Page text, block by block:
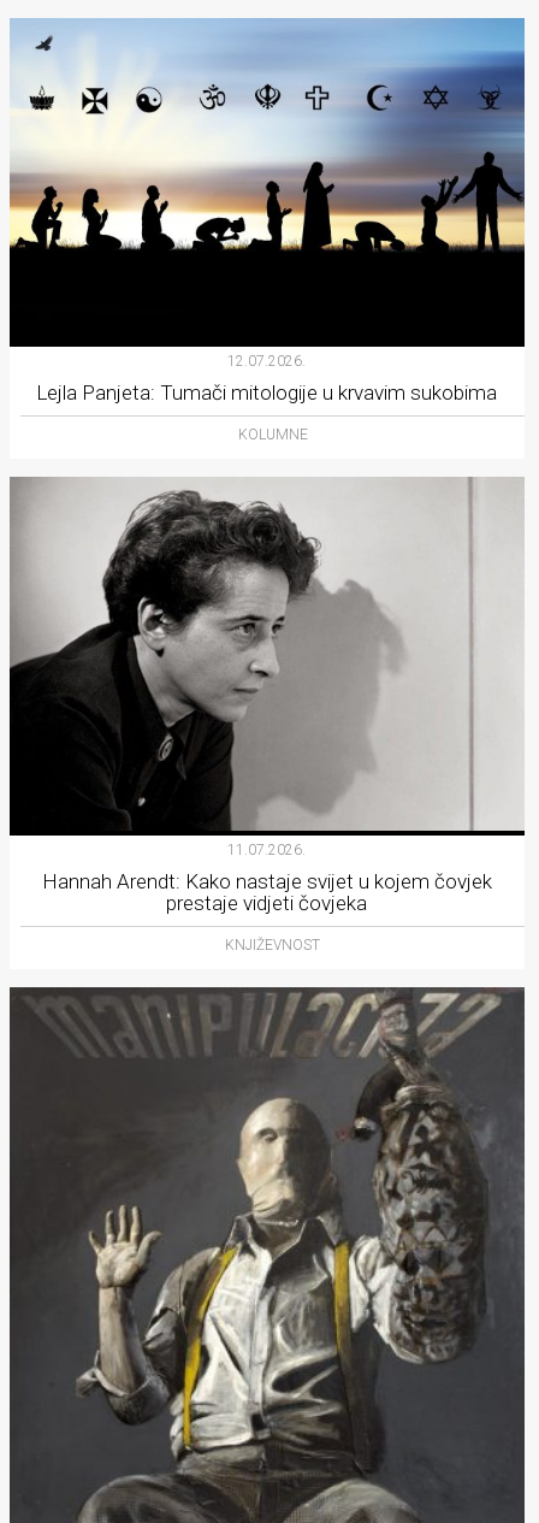
12.07.2026.
Lejla Panjeta: Tumači mitologije u krvavim sukobima
KOLUMNE
11.07.2026.
Hannah Arendt: Kako nastaje svijet u kojem čovjek
prestaje vidjeti čovjeka
KNJIŽEVNOST